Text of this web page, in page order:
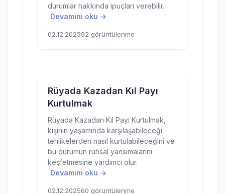
durumlar hakkında ipuçları verebilir.
Devamını oku →
02.12.202592 görüntülenme
Rüyada Kazadan Kıl Payı
Kurtulmak
Rüyada Kazadan Kıl Payı Kurtulmak,
kişinin yaşamında karşılaşabileceği
tehlikelerden nasıl kurtulabileceğini ve
bu durumun ruhsal yansımalarını
keşfetmesine yardımcı olur.
Devamını oku →
02.12.202560 görüntülenme